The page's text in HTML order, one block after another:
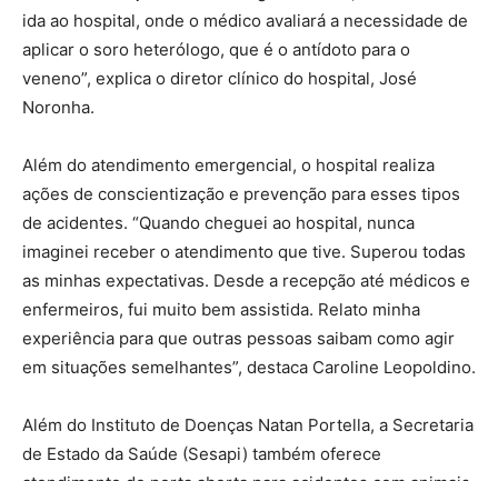
ida ao hospital, onde o médico avaliará a necessidade de
aplicar o soro heterólogo, que é o antídoto para o
veneno”, explica o diretor clínico do hospital, José
Noronha.
Além do atendimento emergencial, o hospital realiza
ações de conscientização e prevenção para esses tipos
de acidentes. “Quando cheguei ao hospital, nunca
imaginei receber o atendimento que tive. Superou todas
as minhas expectativas. Desde a recepção até médicos e
enfermeiros, fui muito bem assistida. Relato minha
experiência para que outras pessoas saibam como agir
em situações semelhantes”, destaca Caroline Leopoldino.
Além do Instituto de Doenças Natan Portella, a Secretaria
de Estado da Saúde (Sesapi) também oferece